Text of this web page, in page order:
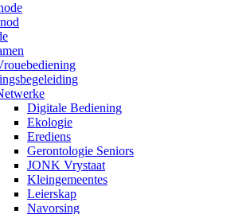
Digitale Bediening
Ekologie
Erediens
Gerontologie Seniors
JONK Vrystaat
Kleingemeentes
Leierskap
Navorsing